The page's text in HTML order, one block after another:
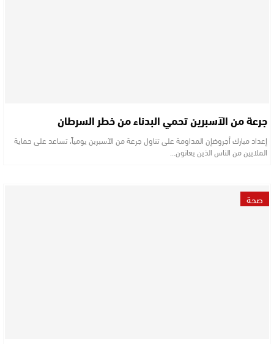
جرعة من الآسبرين تحمي البدناء من خطر السرطان
إعداد مبارك أجروضإن المداومة على تناول جرعة من الآسبرين يومياً، تساعد على حماية
الملايين من الناس الذين يعانون…
صحة